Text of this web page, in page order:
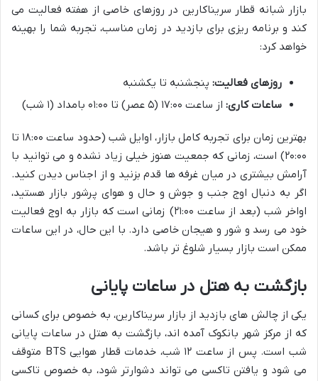
بازار شبانه قطار سریناکارین در روزهای خاصی از هفته فعالیت می
کند و برنامه ریزی برای بازدید در زمان مناسب، تجربه شما را بهینه
خواهد کرد:
روزهای فعالیت: پنجشنبه تا یکشنبه
ساعات کاری: از ساعت ۱۷:۰۰ (۵ عصر) تا ۰۱:۰۰ بامداد (۱ شب)
بهترین زمان برای تجربه کامل بازار، اوایل شب (حدود ساعت ۱۸:۰۰ تا
۲۰:۰۰) است، زمانی که جمعیت هنوز خیلی زیاد نشده و می توانید با
آرامش بیشتری در میان غرفه ها قدم بزنید و از اجناس دیدن کنید.
اگر به دنبال اوج جنب و جوش و حال و هوای پرشور بازار هستید،
اواخر شب (بعد از ساعت ۲۱:۰۰) زمانی است که بازار به اوج فعالیت
خود می رسد و شور و هیجان خاصی دارد. با این حال، در این ساعات
ممکن است بازار بسیار شلوغ تر باشد.
بازگشت به هتل در ساعات پایانی
یکی از چالش های بازدید از بازار سریناکارین، به خصوص برای کسانی
که از مرکز شهر بانکوک آمده اند، بازگشت به هتل در ساعات پایانی
شب است. پس از ساعت ۱۲ شب، خدمات قطار هوایی BTS متوقف
می شود و یافتن تاکسی می تواند دشوارتر شود، به خصوص تاکسی